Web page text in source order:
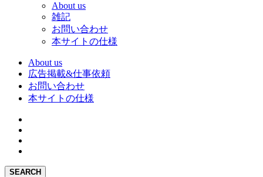
About us
雑記
お問い合わせ
本サイトの仕様
About us
広告掲載&仕事依頼
お問い合わせ
本サイトの仕様
SEARCH